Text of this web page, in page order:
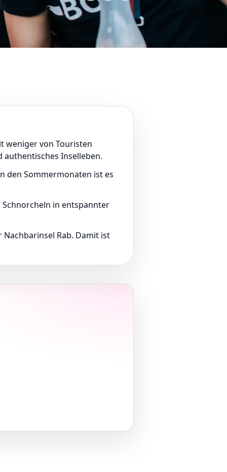
weniger von Touristen
authentisches Inselleben.
den Sommermonaten ist es
in entspannter
Rab. Damit ist